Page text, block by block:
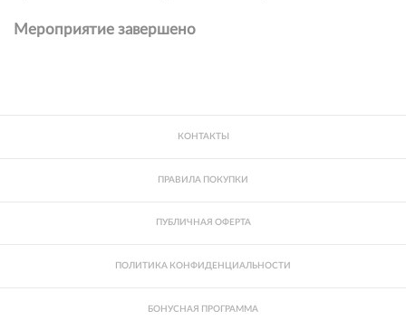
Мероприятие завершено
КОНТАКТЫ
ПРАВИЛА ПОКУПКИ
ПУБЛИЧНАЯ ОФЕРТА
ПОЛИТИКА КОНФИДЕНЦИАЛЬНОСТИ
БОНУСНАЯ ПРОГРАММА